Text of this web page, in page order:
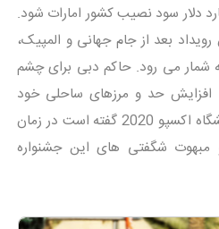
می دهد 23 میلیارد دلار سود نصیب کشور امارات شود.
بعد از جام جهانی و المپیک،
شمار می رود. حاکم دبی برای چشم
افزایش حد و مرزهای ساحلی خود
است. حاکم امارات درباره نمایشگاه اکسپو 2020 گفته است در زمان
شگفتی های این جشنواره